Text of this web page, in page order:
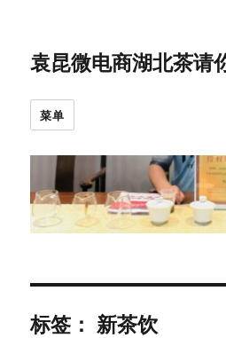
袁昆微电商湖北茶请
菜单
标签： 新茶饮